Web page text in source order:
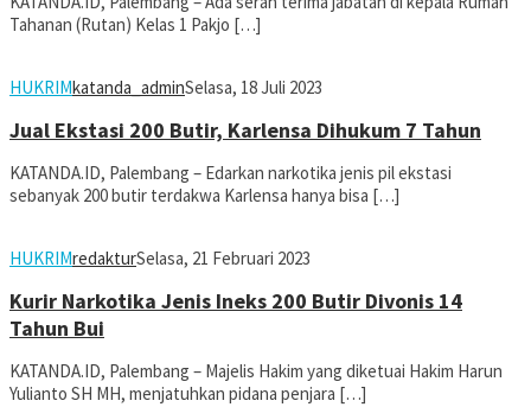
Tahanan (Rutan) Kelas 1 Pakjo […]
HUKRIMkatanda_adminSelasa, 18 Juli 2023
Jual Ekstasi 200 Butir, Karlensa Dihukum 7 Tahun
KATANDA.ID, Palembang – Edarkan narkotika jenis pil ekstasi
sebanyak 200 butir terdakwa Karlensa hanya bisa […]
HUKRIMredakturSelasa, 21 Februari 2023
Kurir Narkotika Jenis Ineks 200 Butir Divonis 14
Tahun Bui
KATANDA.ID, Palembang – Majelis Hakim yang diketuai Hakim Harun
Yulianto SH MH, menjatuhkan pidana penjara […]